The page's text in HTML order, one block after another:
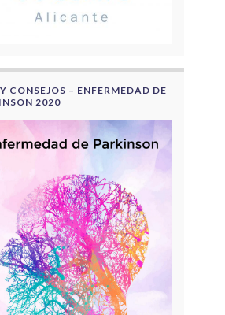
CONSEJOS – ENFERMEDAD DE
2020